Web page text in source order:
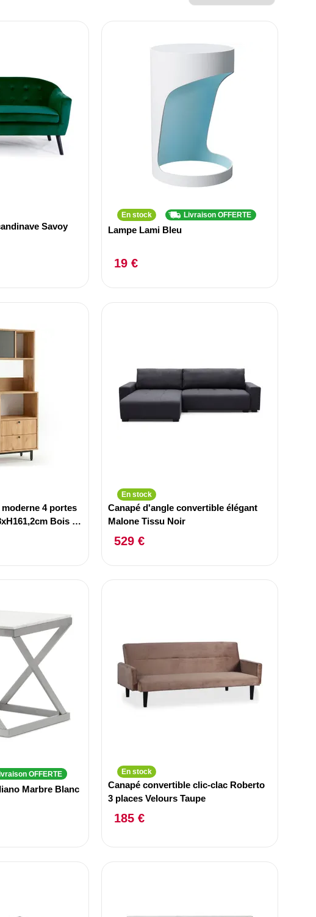
Savoy
En stock Livraison OFFERTE
Lampe Lami Bleu
19 €
4 portes
Bois et
En stock
Canapé d'angle convertible élégant
Malone Tissu Noir
529 €
OFFERTE
Marbre Blanc
En stock
Canapé convertible clic-clac Roberto
3 places Velours Taupe
185 €